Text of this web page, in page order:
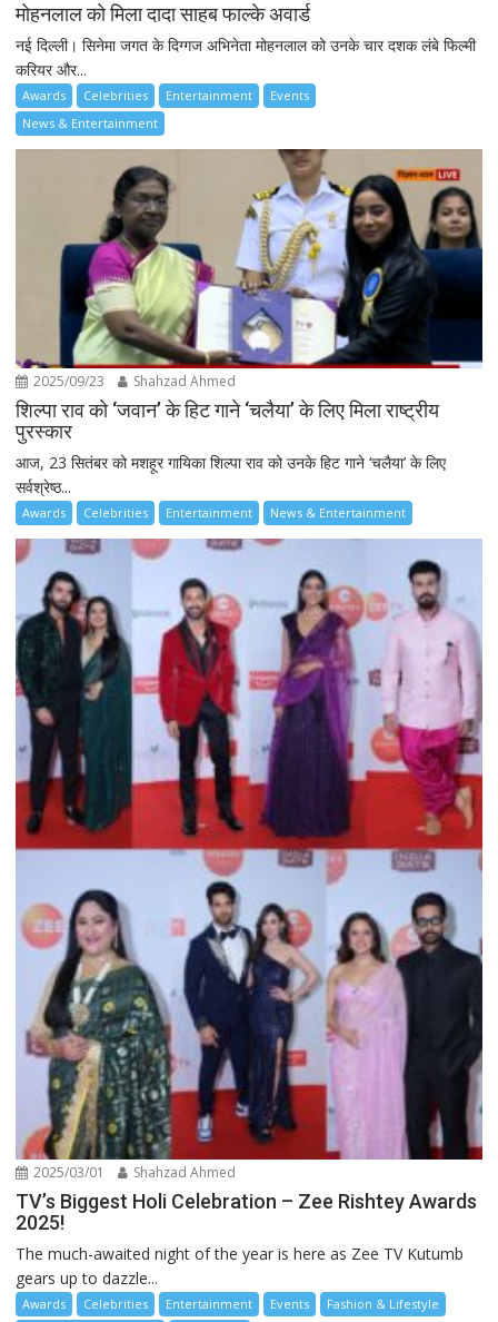
मोहनलाल को मिला दादा साहब फाल्के अवार्ड
नई दिल्ली। सिनेमा जगत के दिग्गज अभिनेता मोहनलाल को उनके चार दशक लंबे फिल्मी
करियर और...
Awards Celebrities Entertainment
Events
News & Entertainment
2025/09/23 Shahzad Ahmed
शिल्पा राव को ‘जवान’ के हिट गाने ‘चलैया’ के लिए मिला राष्ट्रीय
पुरस्कार
आज, 23 सितंबर को मशहूर गायिका शिल्पा राव को उनके हिट गाने ‘चलैया’ के लिए
सर्वश्रेष्ठ...
Awards Celebrities Entertainment News & Entertainment
2025/03/01 Shahzad Ahmed
TV’s Biggest Holi Celebration – Zee Rishtey Awards
2025!
The much-awaited night of the year is here as Zee TV Kutumb
gears up to dazzle...
Awards Celebrities Entertainment Events
Fashion & Lifestyle